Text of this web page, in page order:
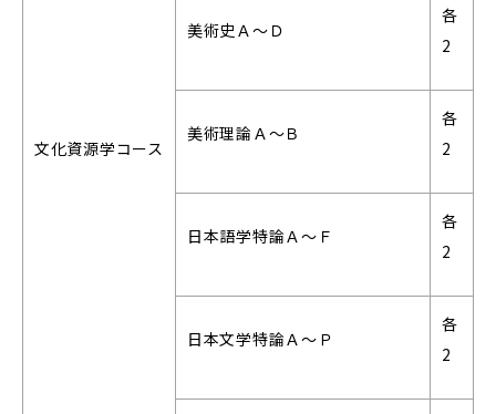
文化資源学コース
美術史Ａ～Ｄ
各
2
美術理論Ａ～Ｂ
各
2
日本語学特論Ａ～Ｆ
各
2
日本文学特論Ａ～Ｐ
各
2